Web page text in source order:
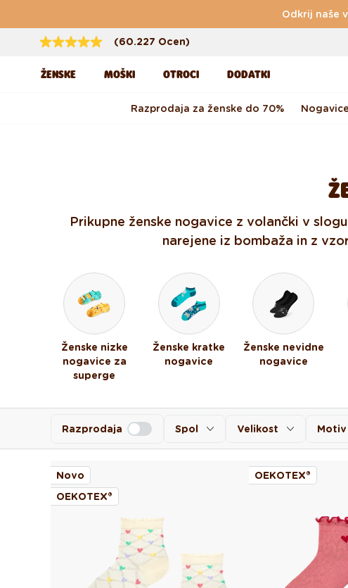
Odkrij naše
(60.227 Ocen)
ŽENSKE MOŠKI OTROCI DODATKI
Razprodaja za ženske do 70% Nogavice
Prikupne ženske nogavice z volančki v
narejene iz bombaža in z
Ženske nizke
nogavice za
superge
Ženske kratke
nogavice
Ženske nevidne
nogavice
Spol Velikost Motiv
Razprodaja
Novo
OEKOTEX®
OEKOTEX®